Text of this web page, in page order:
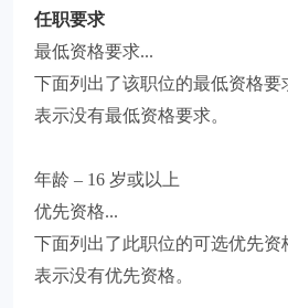
任职要求
最低资格要求...
下面列出了该职位的最低资格要
表示没有最低资格要求。
年龄 – 16 岁或以上
优先资格...
下面列出了此职位的可选优先资
表示没有优先资格。